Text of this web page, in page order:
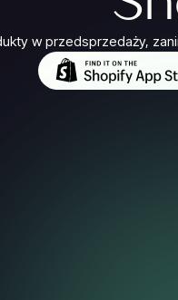
w przedsprzedaży,